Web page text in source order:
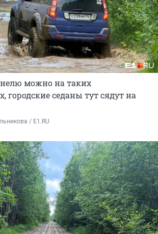
можно на таких
городские седаны тут сядут на
/ E1.RU